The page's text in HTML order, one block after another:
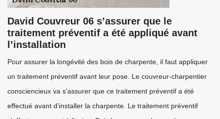
David Couvreur 06 s’assurer que le
traitement préventif a été appliqué avant
l’installation
Pour assurer la longévité des bois de charpente, il faut appliquer
un traitement préventif avant leur pose. Le couvreur-charpentier
consciencieux va s’assurer que ce traitement préventif a été
effectué avant d’installer la charpente. Le traitement préventif